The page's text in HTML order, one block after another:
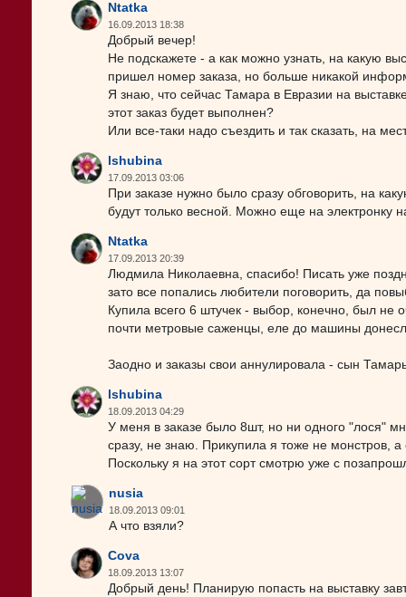
Ntatka
16.09.2013 18:38
Добрый вечер!
Не подскажете - а как можно узнать, на какую
пришел номер заказа, но больше никакой
Я знаю, что сейчас Тамара в Евразии на
этот заказ будет выполнен?
Или все-таки надо съездить и так сказать, на
lshubina
17.09.2013 03:06
При заказе нужно было сразу обговорить, на
будут только весной. Можно еще на электронку
Ntatka
17.09.2013 20:39
Людмила Николаевна, спасибо! Писать уже
зато все попались любители поговорить, да
Купила всего 6 штучек - выбор, конечно, был не
почти метровые саженцы, еле до машины
Заодно и заказы свои аннулировала - сын
lshubina
18.09.2013 04:29
У меня в заказе было 8шт, но ни одного "лося"
сразу, не знаю. Прикупила я тоже не монстров,
Поскольку я на этот сорт смотрю уже с
nusia
18.09.2013 09:01
А что взяли?
Cova
18.09.2013 13:07
Добрый день! Планирую попасть на выставку